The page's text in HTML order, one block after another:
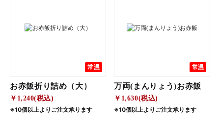
常温
お赤飯折り詰め（大）
￥1,240(税込)
※10個以上よりご注文承ります
常温
万両(まんりょう)お赤飯
￥1,630(税込)
※10個以上よりご注文承ります